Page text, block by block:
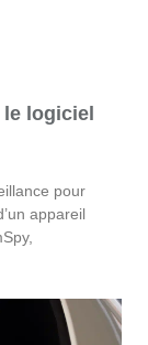
le logiciel
pour
appareil